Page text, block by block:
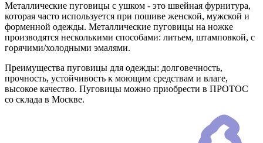
Металлические пуговицы с ушком - это швейная фурнитура,
которая часто используется при пошиве женской, мужской и
форменной одежды. Металлические пуговицы на ножке
производятся несколькими способами: литьем, штамповкой, с
горячими/холодными эмалями.
Преимущества пуговицы для одежды: долговечность,
прочность, устойчивость к моющим средствам и влаге,
высокое качество. Пуговицы можно приобрести в ПРОТОС
со склада в Москве.